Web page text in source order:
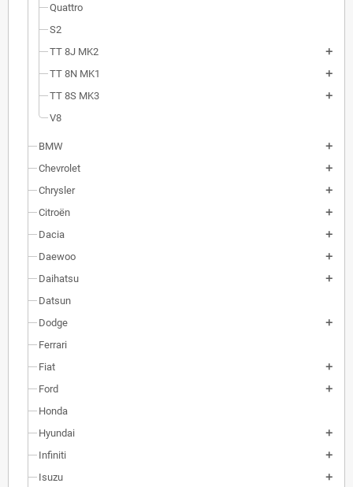
Quattro
S2
TT 8J MK2
TT 8N MK1
TT 8S MK3
V8
BMW
Chevrolet
Chrysler
Citroën
Dacia
Daewoo
Daihatsu
Datsun
Dodge
Ferrari
Fiat
Ford
Honda
Hyundai
Infiniti
Isuzu